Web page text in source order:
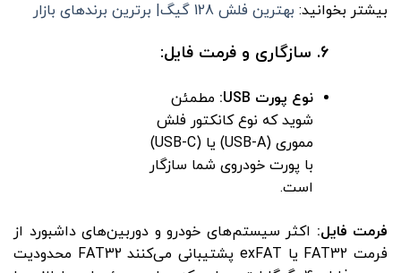
بیشتر بخوانید: بهترین فلش 128 گیگ| برترین برندهای بازار
نوع پورت USB:
مطمئن
شوید که نوع کانکتور فلش
مموری (USB-A) یا (USB-C)
با پورت خودروی شما سازگار
است.
فرمت فایل: اکثر سیستم‌های خودرو و دوربین‌های داشبورد از
فرمت FAT32 یا exFAT پشتیبانی می‌کنند FAT32 محدودیت